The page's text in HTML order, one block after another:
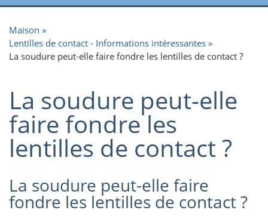
Maison
Lentilles de contact - Informations intéressantes
La soudure peut-elle faire fondre les lentilles de contact ?
La soudure peut-elle
faire fondre les
lentilles de contact ?
La soudure peut-elle faire
fondre les lentilles de contact ?